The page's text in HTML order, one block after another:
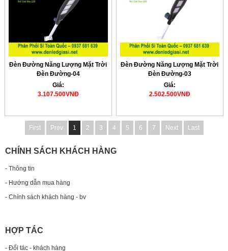
Đèn Đường Năng Lượng Mặt Trời
Đèn Đường-04
Giá:
3.107.500VNĐ
Đèn Đường Năng Lượng Mặt Trời
Đèn Đường-03
Giá:
2.502.500VNĐ
First Prev 1 2 3 4 5 6 7 Next Last
CHÍNH SÁCH KHÁCH HÀNG
- Thông tin
- Hướng dẫn mua hàng
- Chính sách khách hàng - bv
HỢP TÁC
- Đối tác - khách hàng